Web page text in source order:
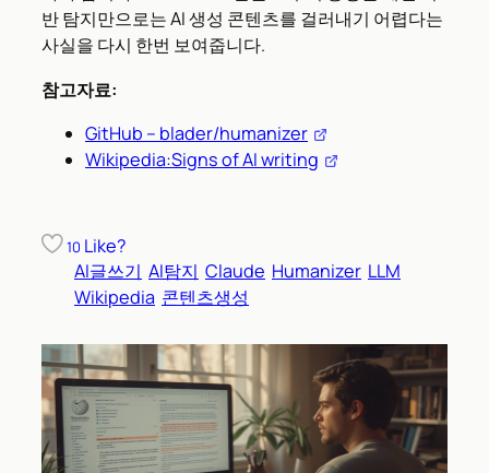
반 탐지만으로는 AI 생성 콘텐츠를 걸러내기 어렵다는
사실을 다시 한번 보여줍니다.
참고자료:
GitHub – blader/humanizer
Wikipedia:Signs of AI writing
10 Like?
AI글쓰기 AI탐지 Claude Humanizer LLM
Wikipedia 콘텐츠생성